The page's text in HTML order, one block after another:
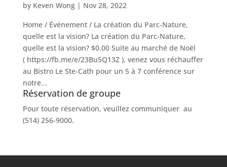
by Keven Wong| Nov 28, 2022
Home / Événement / La création du Parc-Nature,
quelle est la vision? La création du Parc-Nature,
quelle est la vision? $0.00 Suite au marché de Noël
( https://fb.me/e/23Bu5Q13Z ), venez vous réchauffer
au Bistro Le Ste-Cath pour un 5 à 7 conférence sur
notre...
Réservation de groupe
Pour toute réservation, veuillez communiquer au
(514) 256-9000.